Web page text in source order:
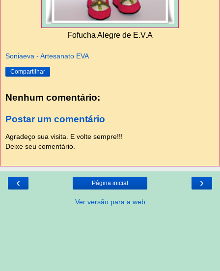
Fofucha Alegre de E.V.A
Soniaeva - Artesanato EVA
Compartilhar
Nenhum comentário:
Postar um comentário
Agradeço sua visita. E volte sempre!!!
Deixe seu comentário.
‹ ›
Página inicial
Ver versão para a web